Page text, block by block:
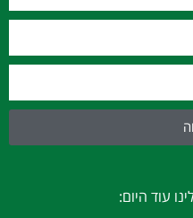
עוד היום: